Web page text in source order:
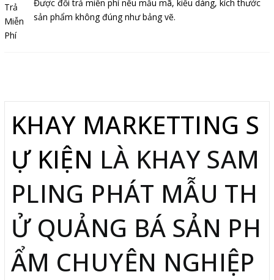
Được đổi trả miễn phí nếu mẫu mã, kiểu dáng, kích thước
sản phẩm không đúng như bảng vẽ.
KHAY MARKETTING S
Ự KIỆN LÀ KHAY SAM
PLING PHÁT MẪU TH
Ử QUẢNG BÁ SẢN PH
ẨM CHUYÊN NGHIỆP